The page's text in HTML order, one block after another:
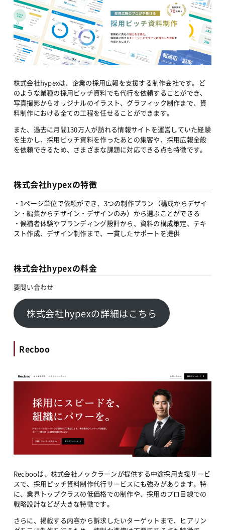
株式会社hypexは、企業の採用広報を支援する制作会社です。ど
のような業種の採用ピッチ資料でも代行を依頼することができ、
写真撮影からオリジナルのイラスト、グラフィック制作まで、資
料制作における全ての工程を任せることができます。
また、過去に月間130万人が訪れる情報サイトを運営していた経験
を生かし、採用ピッチ資料を作ったあとの集客や、採用広報全般
を依頼できるため、さまざまな課題に対応できる点も特徴です。
株式会社hypexの特徴
・1ページ単位で依頼ができ、3つの制作プラン（構成からデザイ
ン・編集からデザイン・デザインのみ）から選ぶことができる
・候補者体験やブランディング設計から、資料の構成策定、テキ
スト作成、デザイン制作まで、一貫したサポートを提供
株式会社hypexの料金
要問い合わせ
株式会社hypexの詳細はこちら
Recboo
Recbooは、株式会社ノックラーンが提供する中途採用支援サービ
スで、採用ピッチ資料制作代行サービスにも強みがあります。特
に、業界トップクラスの低価格での制作や、採用のプロ目線での
戦略設計などが大きな特徴です。
さらに、掲載する内容から訴求したいターゲットまで、ヒアリン